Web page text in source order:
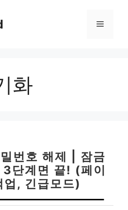
메
화
번호 해제 | 잠금
단계면 끝! (페이
업, 긴급모드)